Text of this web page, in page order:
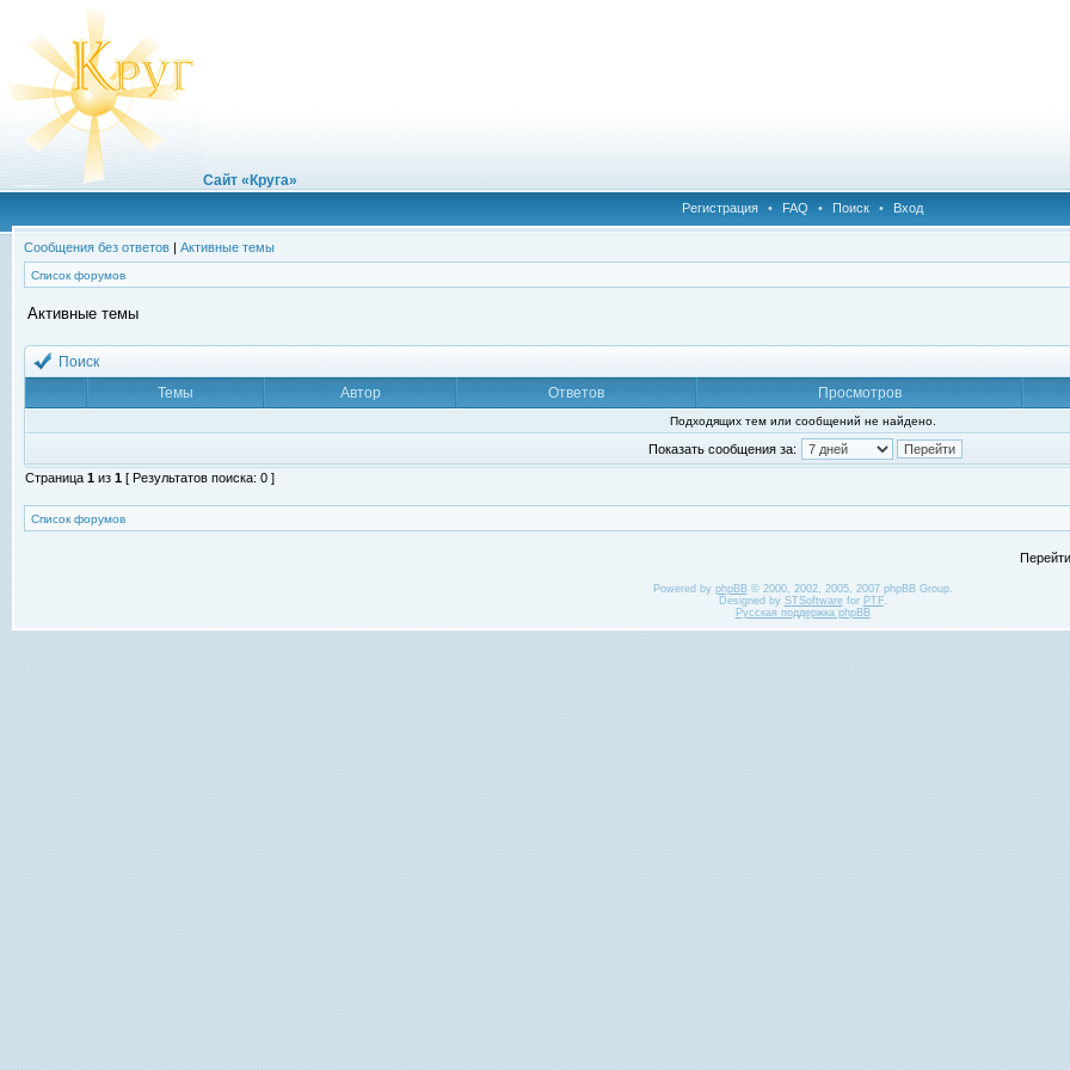
Сайт «Круга»
Регистрация • FAQ • Поиск • Вход
Сообщения без ответов | Активные темы
Список форумов
Активные темы
Поиск
Темы
Автор Ответов Просмотров
Подходящих тем или сообщений не найдено.
Показать сообщения за:
Страница 1 из 1 [ Результатов поиска: 0 ]
Список форумов
Powered by phpBB© 2000, 2002, 2005, 2007 phpBB Group.
Designed by STSoftwarefor PTF.
Русская поддержка phpBB